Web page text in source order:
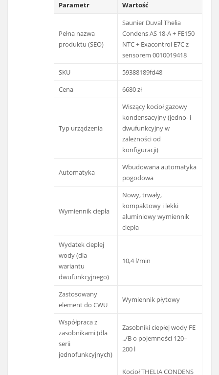
Parametr Wartość
Pełna nazwa
produktu (SEO)
Saunier Duval Thelia
Condens AS 18-A + FE150
NTC + Exacontrol E7C z
sensorem 0010019418
SKU
59388189fd48
Cena
6680 zł
Typ urządzenia
Wiszący kocioł gazowy
kondensacyjny (jedno- i
dwufunkcyjny w
zależności od
konfiguracji)
Automatyka
Wbudowana automatyka
pogodowa
Wymiennik ciepła
Nowy, trwały,
kompaktowy i lekki
aluminiowy wymiennik
ciepła
Wydatek ciepłej
wody (dla
wariantu
dwufunkcyjnego)
10,4 l/min
Zastosowany
element do CWU
Wymiennik płytowy
Współpraca z
zasobnikami (dla
serii
jednofunkcyjnych)
Zasobniki ciepłej wody FE
../B o pojemności 120–
200 l
Kocioł THELIA CONDENS